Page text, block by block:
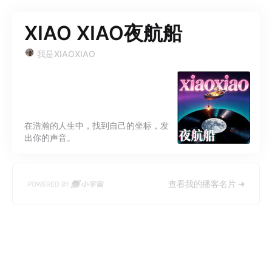
XIAO XIAO夜航船
我是XIAOXIAO
在浩瀚的人生中，找到自己的坐标，发
出你的声音。
查看我的播客名片